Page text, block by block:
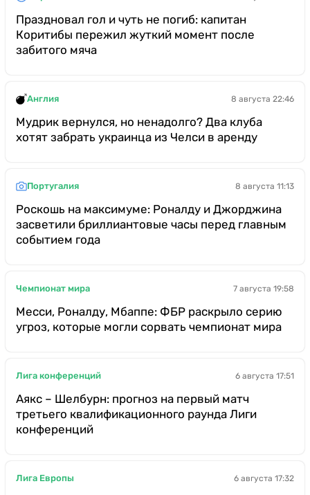
Праздновал гол и чуть не погиб: капитан
Коритибы пережил жуткий момент после
забитого мяча
Англия 8 августа 22:46
Мудрик вернулся, но ненадолго? Два клуба
хотят забрать украинца из Челси в аренду
Португалия 8 августа 11:13
Роскошь на максимуме: Роналду и Джорджина
засветили бриллиантовые часы перед главным
событием года
Чемпионат мира 7 августа 19:58
Месси, Роналду, Мбаппе: ФБР раскрыло серию
угроз, которые могли сорвать чемпионат мира
Лига конференций 6 августа 17:51
Аякс – Шелбурн: прогноз на первый матч
третьего квалификационного раунда Лиги
конференций
Лига Европы 6 августа 17:32